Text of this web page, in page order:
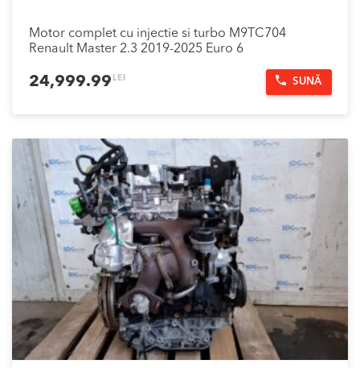
Motor complet cu injectie si turbo M9TC704
Renault Master 2.3 2019-2025 Euro 6
24,999.99 LEI SUNĂ